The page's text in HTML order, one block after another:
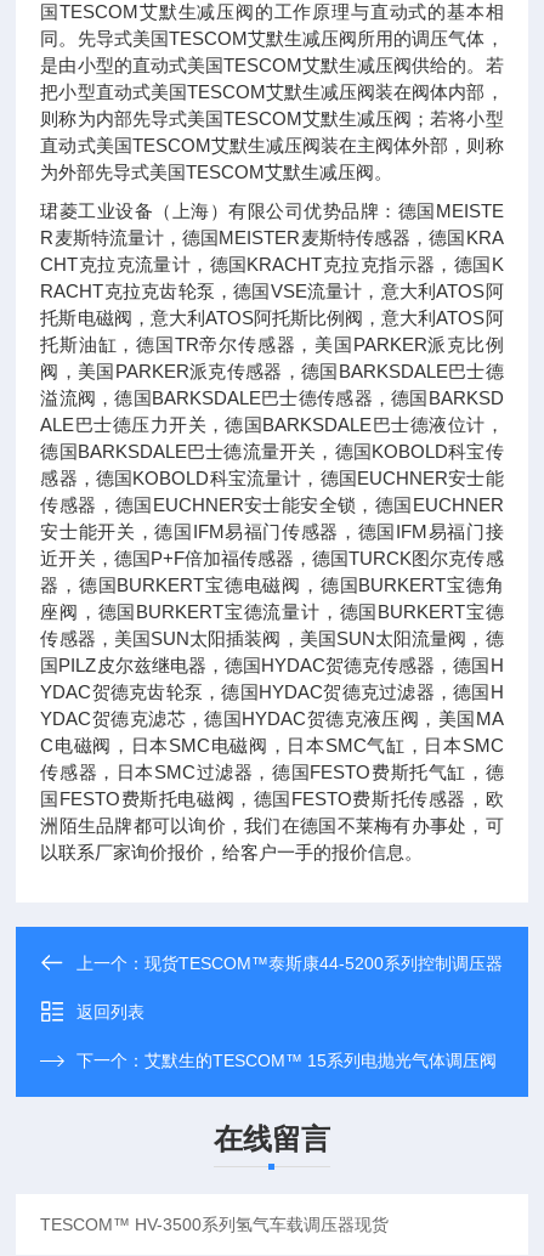
国TESCOM艾默生减压阀的工作原理与直动式的基本相
同。先导式美国TESCOM艾默生减压阀所用的调压气体，
是由小型的直动式美国TESCOM艾默生减压阀供给的。若
把小型直动式美国TESCOM艾默生减压阀装在阀体内部，
则称为内部先导式美国TESCOM艾默生减压阀；若将小型
直动式美国TESCOM艾默生减压阀装在主阀体外部，则称
为外部先导式美国TESCOM艾默生减压阀。
珺菱工业设备（上海）有限公司优势品牌：德国MEISTE
R麦斯特流量计，德国MEISTER麦斯特传感器，德国KRA
CHT克拉克流量计，德国KRACHT克拉克指示器，德国K
RACHT克拉克齿轮泵，德国VSE流量计，意大利ATOS阿
托斯电磁阀，意大利ATOS阿托斯比例阀，意大利ATOS阿
托斯油缸，德国TR帝尔传感器，美国PARKER派克比例
阀，美国PARKER派克传感器，德国BARKSDALE巴士德
溢流阀，德国BARKSDALE巴士德传感器，德国BARKSD
ALE巴士德压力开关，德国BARKSDALE巴士德液位计，
德国BARKSDALE巴士德流量开关，德国KOBOLD科宝传
感器，德国KOBOLD科宝流量计，德国EUCHNER安士能
传感器，德国EUCHNER安士能安全锁，德国EUCHNER
安士能开关，德国IFM易福门传感器，德国IFM易福门接
近开关，德国P+F倍加福传感器，德国TURCK图尔克传感
器，德国BURKERT宝德电磁阀，德国BURKERT宝德角
座阀，德国BURKERT宝德流量计，德国BURKERT宝德
传感器，美国SUN太阳插装阀，美国SUN太阳流量阀，德
国PILZ皮尔兹继电器，德国HYDAC贺德克传感器，德国H
YDAC贺德克齿轮泵，德国HYDAC贺德克过滤器，德国H
YDAC贺德克滤芯，德国HYDAC贺德克液压阀，美国MA
C电磁阀，日本SMC电磁阀，日本SMC气缸，日本SMC
传感器，日本SMC过滤器，德国FESTO费斯托气缸，德
国FESTO费斯托电磁阀，德国FESTO费斯托传感器，欧
洲陌生品牌都可以询价，我们在德国不莱梅有办事处，可
以联系厂家询价报价，给客户一手的报价信息。
上一个：现货TESCOM™泰斯康44-5200系列控制调压器
返回列表
下一个：艾默生的TESCOM™ 15系列电抛光气体调压阀
在线留言